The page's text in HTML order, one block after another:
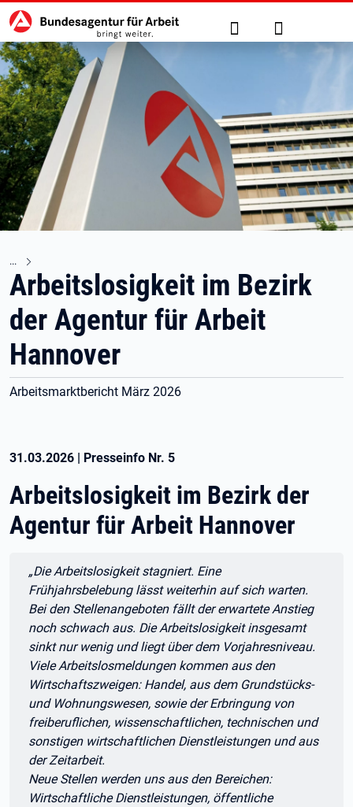
zu den Hauptinhalten springen
Hauptnavigation Suche Anmelden
Arbeitslosigkeit im Bezirk
der Agentur für Arbeit
Hannover
Arbeitsmarktbericht März 2026
31.03.2026 | Presseinfo Nr. 5
Arbeitslosigkeit im Bezirk der
Agentur für Arbeit Hannover
Zitat:
„Die Arbeitslosigkeit stagniert. Eine
Frühjahrsbelebung lässt weiterhin auf sich warten.
Bei den Stellenangeboten fällt der erwartete Anstieg
noch schwach aus. Die Arbeitslosigkeit insgesamt
sinkt nur wenig und liegt über dem Vorjahresniveau.
Viele Arbeitslosmeldungen kommen aus den
Wirtschaftszweigen: Handel, aus dem Grundstücks-
und Wohnungswesen, sowie der Erbringung von
freiberuflichen, wissenschaftlichen, technischen und
sonstigen wirtschaftlichen Dienstleistungen und aus
der Zeitarbeit.
Neue Stellen werden uns aus den Bereichen:
Wirtschaftliche Dienstleistungen, öffentliche